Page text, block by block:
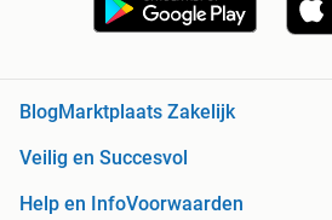
BlogMarktplaats Zakelijk
Veilig en Succesvol
Help en InfoVoorwaarden